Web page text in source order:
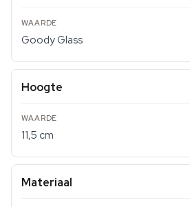
Goody Glass
Hoogte
11,5 cm
Materiaal